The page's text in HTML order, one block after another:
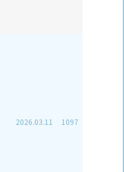
2026.03.11 1097